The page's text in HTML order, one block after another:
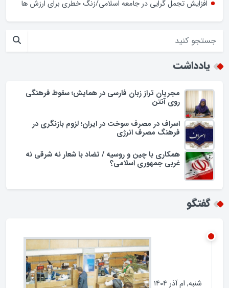
تفاوتی بین تهران و شهرستان ها نیست
افزایش تجمل گرایی در جامعه اسلامی/زنگ خطری برای ارزش ها
یادداشت
مجریان تراز زبان فارسی در همایش؛ سقوط فرهنگی
اسراف در مصرف سوخت در ایران؛ لزوم بازنگری در